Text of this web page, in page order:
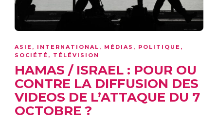
ASIE , INTERNATIONAL , MÉDIAS , POLITIQUE ,
SOCIÉTÉ , TÉLÉVISION
HAMAS / ISRAEL : POUR OU
CONTRE LA DIFFUSION DES
VIDEOS DE L’ATTAQUE DU 7
OCTOBRE ?